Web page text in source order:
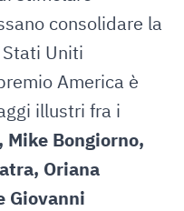
consolidare la
Uniti
America è
illustri fra i
Bongiorno,
Oriana
Giovanni